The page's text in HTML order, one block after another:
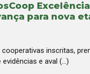
para nova
inscritas,
e aval (...)